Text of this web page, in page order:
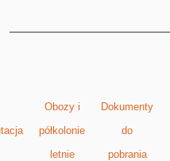
Obozy i
półkolonie
letnie
Dokumenty
do
pobrania